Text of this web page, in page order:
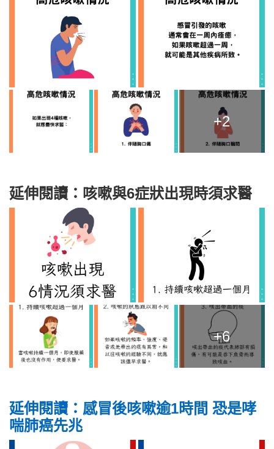
+2
延伸閱讀：咳嗽與6症狀出現時須求醫
+6
延伸閱讀：感冒後咳嗽逾1時間 恐是哮
喘肺癌先兆